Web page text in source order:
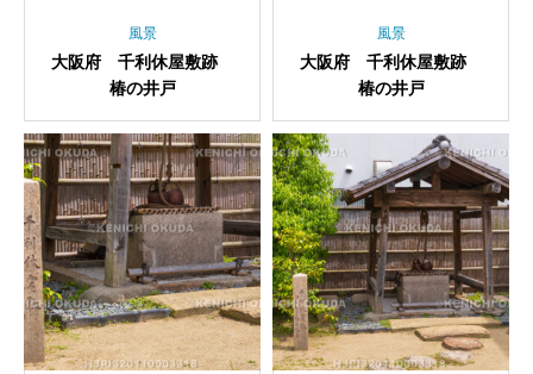
風景
大阪府 千利休屋敷跡
椿の井戸
風景
大阪府 千利休屋敷跡
椿の井戸